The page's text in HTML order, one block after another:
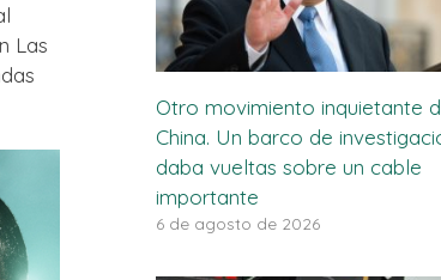
Las
Otro movimiento inquietante
China. Un barco de
daba vueltas sobre un cable
importante
6 de agosto de 2026